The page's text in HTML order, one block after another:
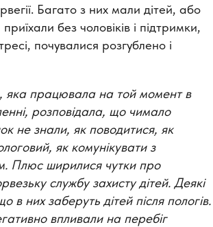
Багато з них мали дітей, або
без чоловіків і підтримки,
почувалися розгублено і
яка працювала на той момент в
розповідала, що чимало
не знали, як поводитися, як
як комунікувати з
Плюс ширилися чутки про
службу захисту дітей. Деякі
в них заберуть дітей після пологів.
впливали на перебіг